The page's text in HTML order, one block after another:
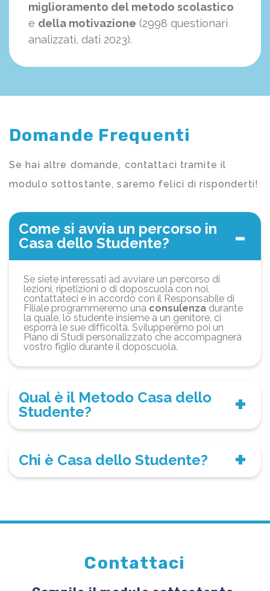
miglioramento del metodo scolastico
e della motivazione (2998 questionari
analizzati, dati 2023).
Domande Frequenti
Se hai altre domande, contattaci tramite il
modulo sottostante, saremo felici di risponderti!
Come si avvia un percorso in
Casa dello Studente?
Se siete interessati ad avviare un percorso di
lezioni, ripetizioni o di doposcuola con noi,
contattateci e in accordo con il Responsabile di
Filiale programmeremo una consulenza durante
la quale, lo studente insieme a un genitore, ci
esporrà le sue difficoltà. Svilupperemo poi un
Piano di Studi personalizzato che accompagnerà
vostro figlio durante il doposcuola.
Qual è il Metodo Casa dello
Studente?
Chi è Casa dello Studente?
Contattaci